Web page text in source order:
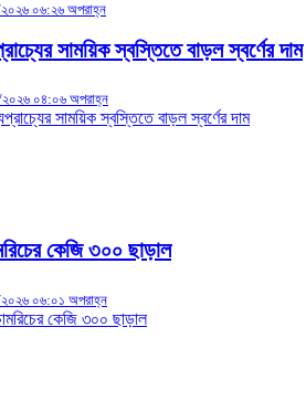
০৬:২৬ অপরাহ্ন
সাময়িক স্বস্তিতে বাড়ল স্বর্ণের দাম
০৪:০৬ অপরাহ্ন
কেজি ৩০০ ছাড়াল
০৬:০১ অপরাহ্ন